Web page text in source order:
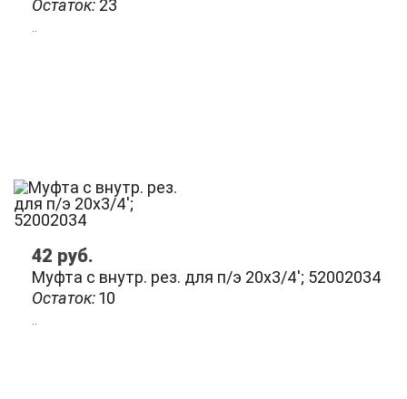
Остаток: 23
Остаток:10
Муфта с внутр. рез. для п/э 20х3/4'; 52002034
42 руб.